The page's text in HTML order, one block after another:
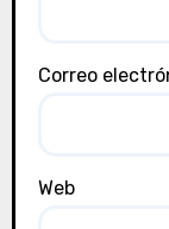
Correo
Web